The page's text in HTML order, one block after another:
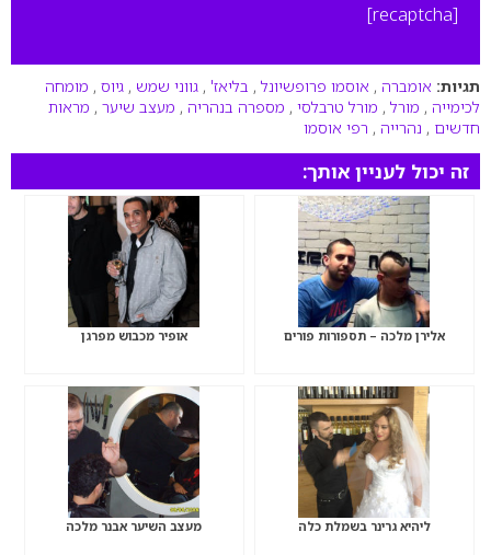
[recaptcha]
תגיות: אומברה , אוסמו פרופשיונל , בליאז' , גווני שמש , גיוס , מומחה
לכימייה , מורל , מורל טרבלסי , מספרה בנהריה , מעצב שיער , מראות
חדשים , נהרייה , רפי אוסמו
זה יכול לעניין אותך:
אלירן מלכה – תספורות פורים אופיר מכבוש מפרגן
ליהיא גרינר בשמלת כלה מעצב השיער אבנר מלכה